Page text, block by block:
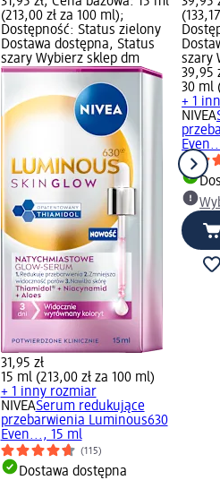
(213,00 zł za 100 ml);
Dostępność: Status zielony
Dostawa dostępna, Status
szary Wybierz sklep dm
31,95 zł
15 ml (213,00 zł za 100 ml)
+ 1 inny rozmiar
NIVEASerum redukujące
przebarwienia Luminous630
Even..., 15 ml
(115)
Dostawa dostępna
szary
39,95
30 ml
+ 1
NIVEA